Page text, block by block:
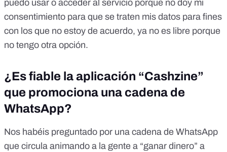
puedo usar o acceder al servicio porque no doy mi
consentimiento para que se traten mis datos para fines
con los que no estoy de acuerdo, ya no es libre porque
no tengo otra opción.
¿Es fiable la aplicación “Cashzine”
que promociona una cadena de
WhatsApp?
Nos habéis preguntado por una cadena de WhatsApp
que circula animando a la gente a “ganar dinero” a